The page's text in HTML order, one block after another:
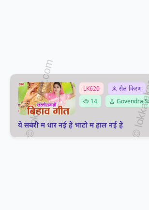
LK620 सैल किरण
14
Govendra
ये सबरी म धार नई हे भाटो म हाल नई हे